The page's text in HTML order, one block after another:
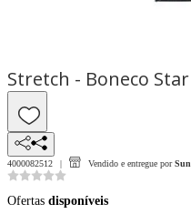
Stretch - Boneco
4000082512 Vendido e entregue por
Ofertas disponíveis